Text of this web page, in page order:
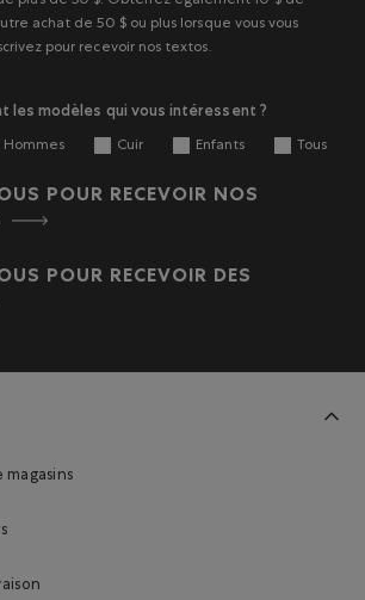
achat de 50 $ ou plus lorsque vous vous
pour recevoir nos textos.
les modèles qui vous intéressent ?
Hommes Cuir Enfants Tous
POUR RECEVOIR NOS
POUR RECEVOIR DES
magasins